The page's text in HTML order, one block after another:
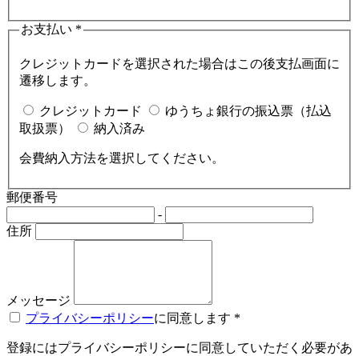
お支払い *
クレジットカードを選択された場合はこの後支払画面に
遷移します。
クレジットカード
ゆうちょ銀行の振込票（払込
取扱票）
納入済み
会費納入方法を選択してください。
郵便番号
-
住所
メッセージ
プライバシーポリシーに同意します *
登録にはプライバシーポリシーに同意していただく必要があ